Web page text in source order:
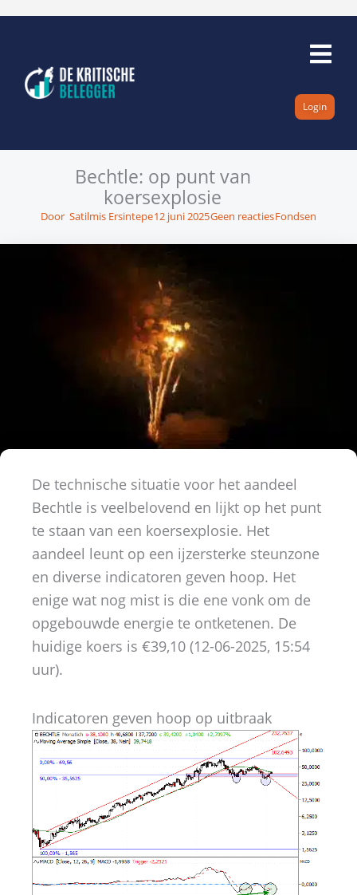
inhoud
Login
Bechtle: op punt van
koersexplosie
Door Satilmis Ersintepe12 juni 2025Geen reactiesFondsen
De technische situatie voor het aandeel
Bechtle is veelbelovend en lijkt op het punt
te staan van een koersexplosie. Het
aandeel leunt op een ijzersterke steunzone
en diverse indicatoren geven hoop. Het
enige wat nog mist is die ene vonk om de
opgebouwde energie te ontketenen. De
huidige koers is €39,10 (12-06-2025, 15:54
uur).
Indicatoren geven hoop op uitbraak